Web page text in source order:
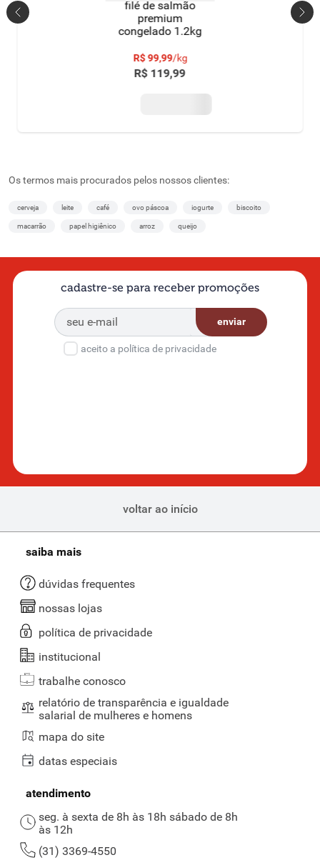
filé de salmão
premium
congelado 1.2kg
R$99,99/kg
R$ 119,99
Os termos mais procurados pelos nossos clientes:
cerveja leite café ovo páscoa iogurte biscoito
macarrão papel higiênico arroz queijo
cadastre-se para receber promoções
enviar
aceito a política de privacidade
voltar ao início
saiba mais
dúvidas frequentes
nossas lojas
política de privacidade
institucional
trabalhe conosco
relatório de transparência e igualdade
salarial de mulheres e homens
mapa do site
datas especiais
atendimento
seg. à sexta de 8h às 18h sábado de 8h
às 12h
(31) 3369-4550